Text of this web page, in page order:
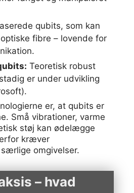
qubits, som kan
fibre – lovende for
Teoretisk robust
er under udvikling
er, at qubits er
Små vibrationer, varme
støj kan ødelægge
kræver
omgivelser.
– hvad